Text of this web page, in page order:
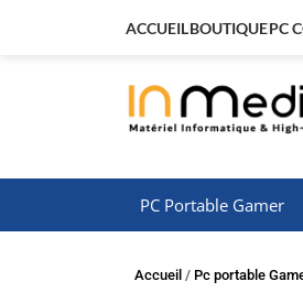
ACCUEILBOUTIQUEPC
PC Portable Gamer
Accueil / Pc portable